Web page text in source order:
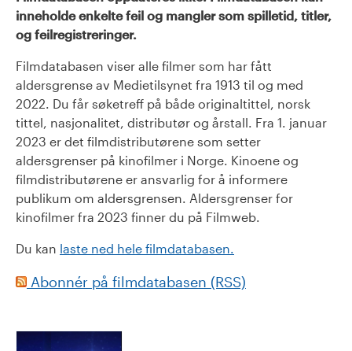
inneholde enkelte feil og mangler som spilletid, titler,
og feilregistreringer.
Filmdatabasen viser alle filmer som har fått
aldersgrense av Medietilsynet fra 1913 til og med
2022. Du får søketreff på både originaltittel, norsk
tittel, nasjonalitet, distributør og årstall. Fra 1. januar
2023 er det filmdistributørene som setter
aldersgrenser på kinofilmer i Norge. Kinoene og
filmdistributørene er ansvarlig for å informere
publikum om aldersgrensen. Aldersgrenser for
kinofilmer fra 2023 finner du på Filmweb.
Du kan laste ned hele filmdatabasen.
Abonnér på filmdatabasen (RSS)